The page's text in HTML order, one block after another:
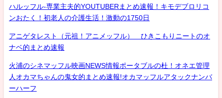
ハルッフル-専業主夫的YOUTUBERまとめ速報！キモデブロリコ
ンおたく！初老人の介護生活！激動の1750日
アニゲタレスト（元祖！アニメッフル） ひきこもりニートのオ
ナベ的まとめ速報
火浦のシネマッフル映画NEWS情報ポータブルの杜！オネエ管理
人オカマちゃんの鬼女的まとめ速報!オカマッフルアタックナンバ
ーハーフ